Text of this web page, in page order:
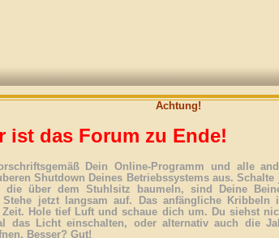
Achtung!
ist das Forum zu Ende!
Dein Online-Programm und alle
Shutdown Deines Betriebssystems aus.
die über dem Stuhlsitz baumeln, sind Deine
Stehe jetzt langsam auf. Das anfängliche
Hole tief Luft und schaue dich um. Du siehst
das Licht einschalten, oder alternativ auch die
Besser? Gut!